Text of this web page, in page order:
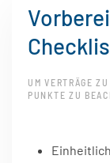
UM VERTRÄGE
PUNKTE ZU